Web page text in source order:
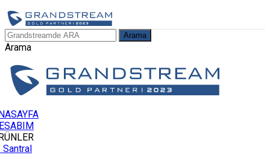
Arama
Arama
Santral